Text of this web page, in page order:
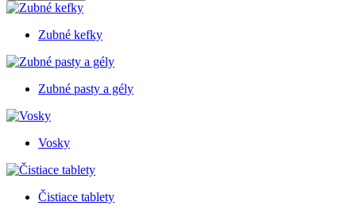
Zubné kefky
Zubné pasty a gély
Vosky
Čistiace tablety